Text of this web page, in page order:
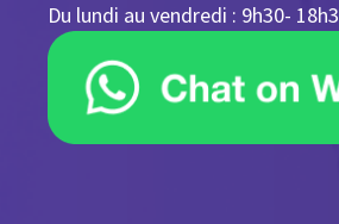
Du lundi au vendredi : 9h30-